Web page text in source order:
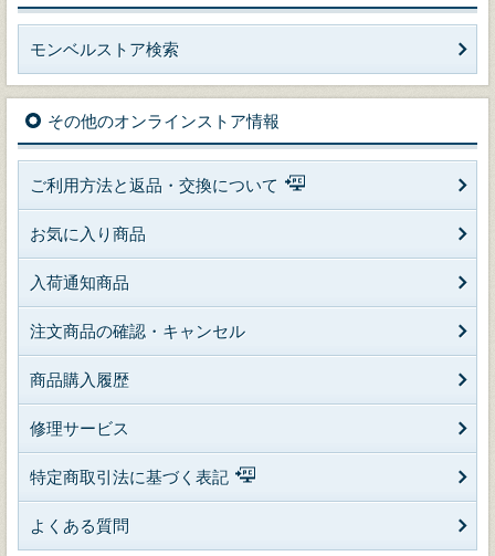
モンベルストア検索
その他のオンラインストア情報
ご利用方法と返品・交換について
お気に入り商品
入荷通知商品
注文商品の確認・キャンセル
商品購入履歴
修理サービス
特定商取引法に基づく表記
よくある質問